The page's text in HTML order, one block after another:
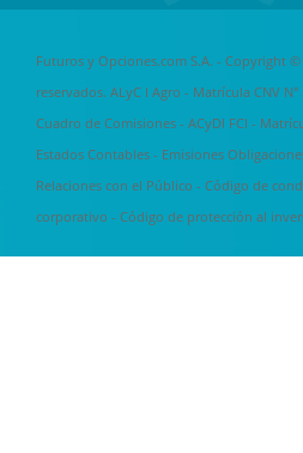
Futuros y Opciones.com S.A. - Copyright
reservados. ALyC I Agro - Matrícula CNV N°
Cuadro de Comisiones - ACyDI FCI -
Estados Contables - Emisiones
Relaciones con el Público - Código de
corporativo - Código de protección al